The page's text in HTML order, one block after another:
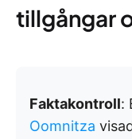
tillgångar
Faktakontroll:
Oomnitza